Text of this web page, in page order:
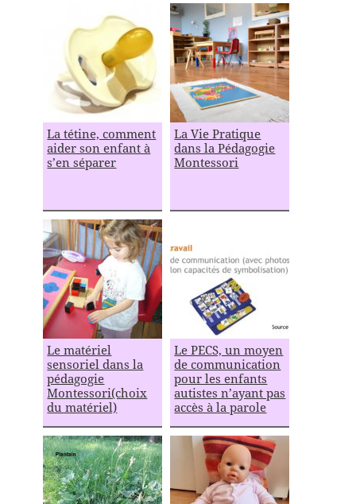
La tétine, comment
aider son enfant à
s’en séparer
La Vie Pratique
dans la Pédagogie
Montessori
Le matériel
sensoriel dans la
pédagogie
Montessori(choix
du matériel)
Le PECS, un moyen
de communication
pour les enfants
autistes n’ayant pas
accès à la parole